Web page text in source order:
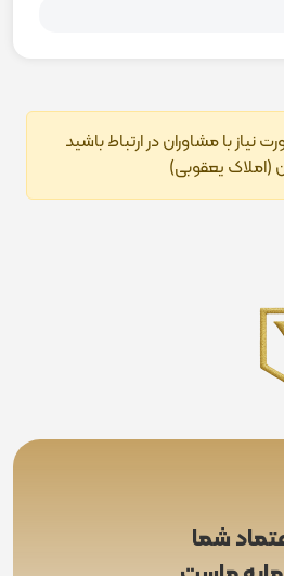
با مشاوران در ارتباط باشید
(املاک یعقوبی)
شما